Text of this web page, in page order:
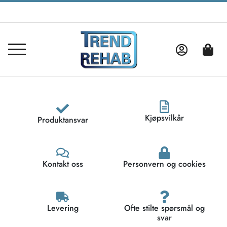
Produktansvar
Kontakt oss
Levering
Kjøpsvilkår
Personvern og cookies
Ofte stilte spørsmål og
svar